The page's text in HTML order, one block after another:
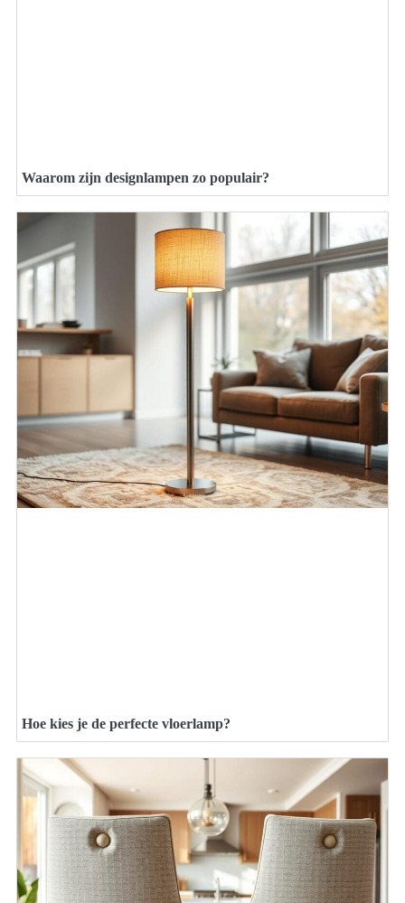
Waarom zijn designlampen zo populair?
Hoe kies je de perfecte vloerlamp?